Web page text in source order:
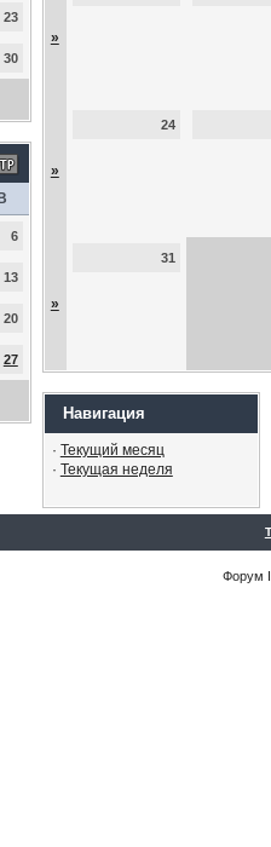
23
30
В
6
13
20
27
»
»
24
»
31
Навигация
· Текущий месяц
· Текущая неделя
Форум